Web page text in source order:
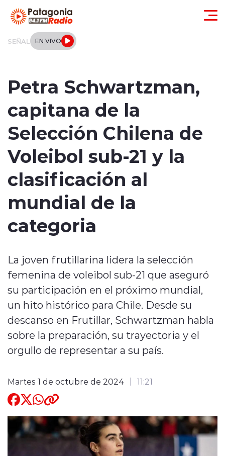
SEÑAL EN VIVO
Local
Tendencias
Internacional
Deportes
Entrevistas
modo claro
Petra Schwartzman,
capitana de la
Selección Chilena de
Voleibol sub-21 y la
clasificación al
mundial de la
categoria
La joven frutillarina lidera la selección
femenina de voleibol sub-21 que aseguró
su participación en el próximo mundial,
un hito histórico para Chile. Desde su
descanso en Frutillar, Schwartzman habla
sobre la preparación, su trayectoria y el
orgullo de representar a su país.
Martes 1 de octubre de 2024 11:21